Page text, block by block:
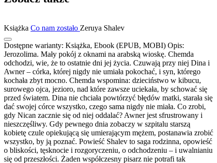
Książka Co nam zostało Zeruya Shalev
Dostępne warianty: Książka, Ebook (EPUB, MOBI) Opis:
Jerozolima. Mały pokój z oknami na arabską wioskę. Chemda
odchodzi, wie, że to ostatnie dni jej życia. Czuwają przy niej Dina i
Awner – córka, której nigdy nie umiała pokochać, i syn, którego
kochała zbyt mocno. Chemda wspomina: dzieciństwo w kibucu,
surowego ojca, jezioro, nad które zawsze uciekała, by schować się
przed światem. Dina nie chciała powtórzyć błędów matki, starała się
dać swojej córce wszystko, czego sama nigdy nie miała. Co zrobi,
gdy Nican zacznie się od niej oddalać? Awner jest sfrustrowany i
nieszczęśliwy. Gdy pewnego dnia zobaczy w szpitalu starszą
kobietę czule opiekującą się umierającym mężem, postanawia zrobić
wszystko, by ją poznać. Powieść Shalev to saga rodzinna, opowieść
o bliskości, tęsknocie i rozgoryczeniu, o odchodzeniu – i uwalnianiu
się od przeszłości. Żaden współczesny pisarz nie potrafi tak